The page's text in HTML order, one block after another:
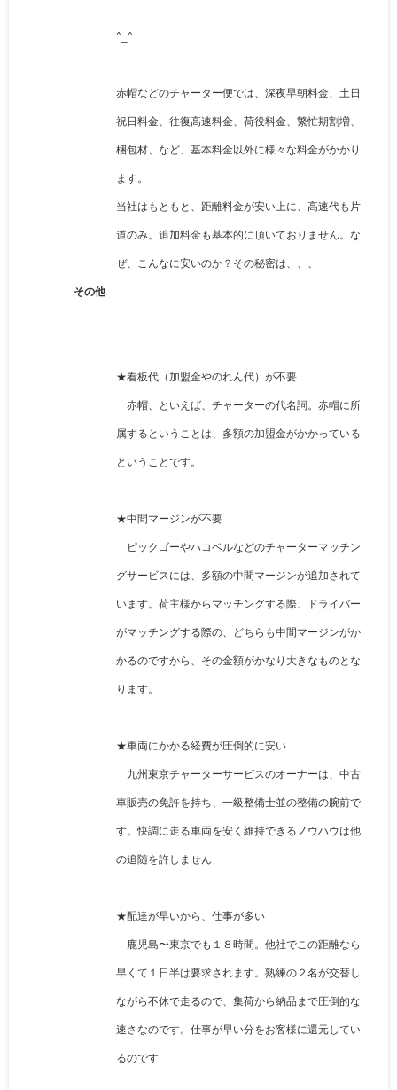
その他
^_^
赤帽などのチャーター便では、深夜早朝料金、土日
祝日料金、往復高速料金、荷役料金、繁忙期割増、
梱包材、など、基本料金以外に様々な料金がかかり
ます。
当社はもともと、距離料金が安い上に、高速代も片
道のみ。追加料金も基本的に頂いておりません。な
ぜ、こんなに安いのか？その秘密は、、、
★看板代（加盟金やのれん代）が不要
赤帽、といえば、チャーターの代名詞。赤帽に所
属するということは、多額の加盟金がかかっている
ということです。
★中間マージンが不要
ピックゴーやハコベルなどのチャーターマッチン
グサービスには、多額の中間マージンが追加されて
います。荷主様からマッチングする際、ドライバー
がマッチングする際の、どちらも中間マージンがか
かるのですから、その金額がかなり大きなものとな
ります。
★車両にかかる経費が圧倒的に安い
九州東京チャーターサービスのオーナーは、中古
車販売の免許を持ち、一級整備士並の整備の腕前で
す。快調に走る車両を安く維持できるノウハウは他
の追随を許しません
★配達が早いから、仕事が多い
鹿児島〜東京でも１８時間。他社でこの距離なら
早くて１日半は要求されます。熟練の２名が交替し
ながら不休で走るので、集荷から納品まで圧倒的な
速さなのです。仕事が早い分をお客様に還元してい
るのです